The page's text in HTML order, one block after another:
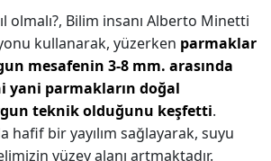
olmalı?, Bilim insanı Alberto Minetti
kullanarak, yüzerken parmaklar
mesafenin 3-8 mm. arasında
yani parmakların doğal
teknik olduğunu keşfetti.
hafif bir yayılım sağlayarak, suyu
yüzey alanı artmaktadır.